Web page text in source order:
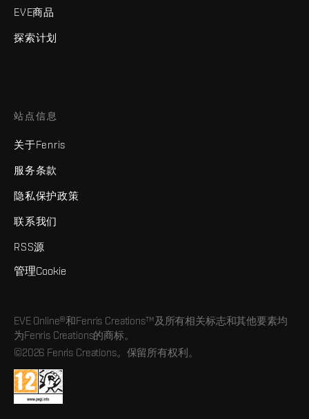
EVE商品
探索计划
站点信息
关于Fenris
服务条款
隐私保护政策
联系我们
RSS源
管理Cookie
EVE Online®和Fenris Creations™及所有相关标志和其他要素均
为Fenris Creations的商标。
©2026 Fenris Creations。保留所有权利。